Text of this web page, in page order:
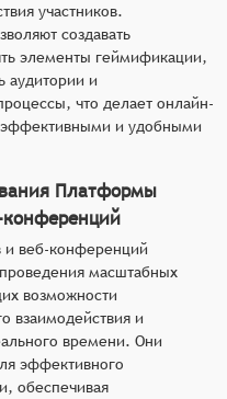
участников.
создавать
элементы геймификации,
аудитории и
что делает онлайн-
и удобными
Платформы
конференций
и веб-конференций
масштабных
возможности
взаимодействия и
времени. Они
эффективного
обеспечивая